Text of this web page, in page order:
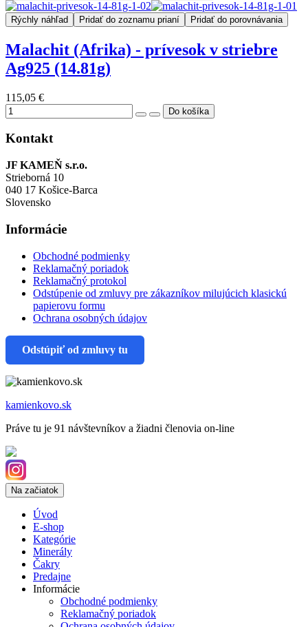
Rýchly náhľad Pridať do zoznamu prianí Pridať do porovnávania
Malachit (Afrika) - prívesok v striebre
Ag925 (14.81g)
115,05 €
Kontakt
JF KAMEŇ s.r.o.
Strieborná 10
040 17 Košice-Barca
Slovensko
Informácie
Obchodné podmienky
Reklamačný poriadok
Reklamačný protokol
Odstúpenie od zmluvy pre zákazníkov milujúcich klasickú
papierovu formu
Ochrana osobných údajov
Odstúpiť od zmluvy tu
kamienkovo.sk
Práve tu je 91 návštevníkov a žiadni členovia on-line
Na začiatok
Úvod
E-shop
Kategórie
Minerály
Čakry
Predajne
Informácie
Obchodné podmienky
Reklamačný poriadok